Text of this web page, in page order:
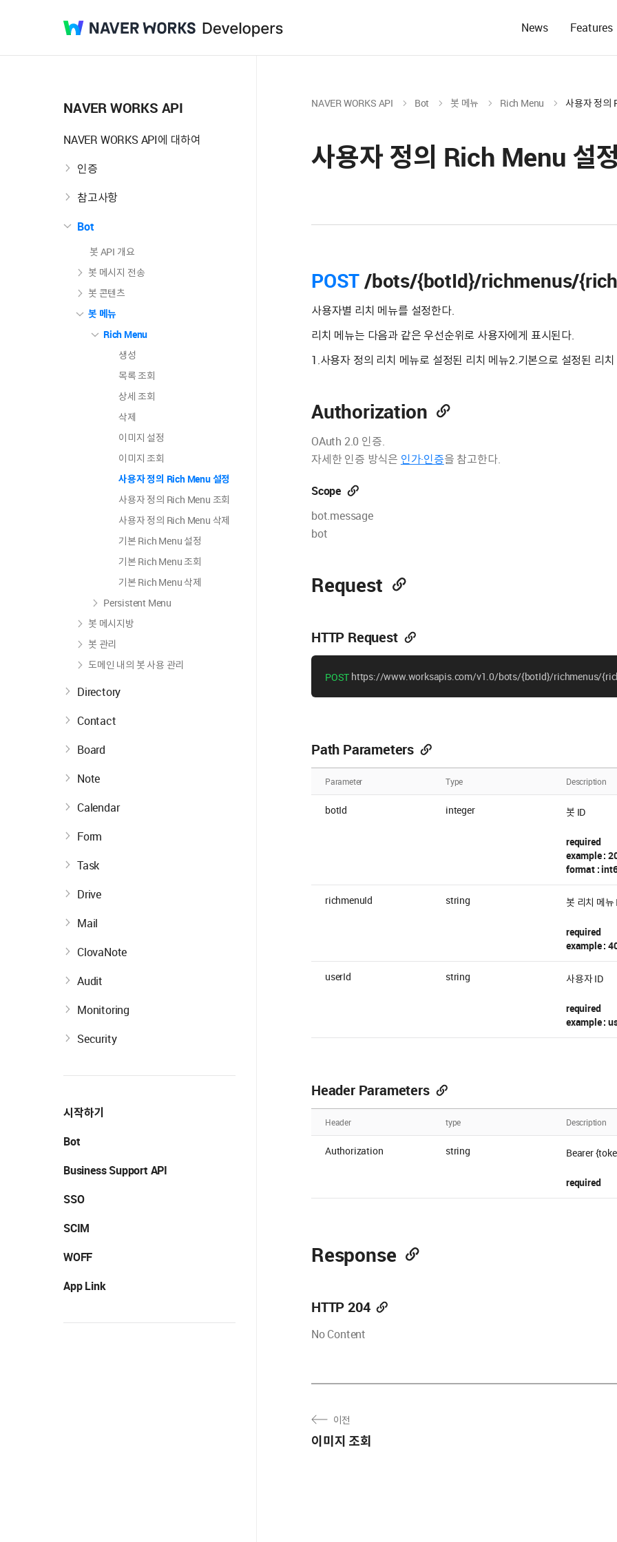
NAVER
WORKS
Developers News Features
NAVER WORKS API
NAVER WORKS API에 대하여
인증
참고사항
Bot
봇 API 개요
봇 메시지 전송
봇 콘텐츠
봇 메뉴
Rich Menu
생성
목록 조회
상세 조회
삭제
이미지 설정
이미지 조회
사용자 정의 Rich Menu 설정
사용자 정의 Rich Menu 조회
사용자 정의 Rich Menu 삭제
기본 Rich Menu 설정
기본 Rich Menu 조회
기본 Rich Menu 삭제
Persistent Menu
봇 메시지방
봇 관리
도메인 내의 봇 사용 관리
Directory
Contact
Board
Note
Calendar
Form
Task
Drive
Mail
ClovaNote
Audit
Monitoring
Security
시작하기
Bot
Business Support API
SSO
SCIM
WOFF
App Link
NAVER WORKS API Bot 봇 메뉴 Rich Menu 사용자 정의
사용자 정의 Rich Menu 설
POST/bots/{botId}/richmenus/
사용자별 리치 메뉴를 설정한다.
리치 메뉴는 다음과 같은 우선순위로 사용자에게 표시된다.
1.사용자 정의 리치 메뉴로 설정된 리치 메뉴2.기본으로 설정된 리
Authorization
OAuth 2.0 인증.
자세한 인증 방식은 인가·인증을 참고한다.
Scope
bot.message
bot
Request
HTTP Request
POST https://www.worksapis.com/v1.0/bots/{botId}/richmenus/
Path Parameters
Parameter Type Description
botId integer 봇 ID
required
example :
format :
richmenuId string 봇 리치 메뉴
required
example :
userId string 사용자 ID
required
example :
Header Parameters
Header type Description
Authorization string Bearer
required
Response
HTTP 204
No Content
이전
이미지 조회